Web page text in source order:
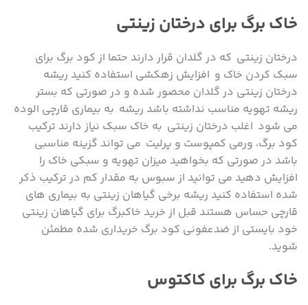
خاک برگ برای درختان زینتی
درختان زینتی که در گلدان قرار دارند حتما از کود برگ برای
سبک کردن خاک و افزایش زهکشی استفاده کنید ریشه
درختان زینتی در گلدان محصور شده و در صورتی که بستر
ریشه تهویه مناسب نداشته باشد ریشه به بیماری قارچی الوده
می شود اغلب درختان زینتی به خاک سبک نیاز دارند ترکیب
کود برگ، ورمی کمپوست و پرلیت می تواند گزینه مناسبی
باشد در صورتی که بخواهید میزان تهویه و سبکی خاک را
افزایش دهید می توانید از سبوس به مقدار کم در ترکیب ذکر
شده استفاده کنید ریشه برخی گیاهان زینتی به بیماری های
قارچی حساس هستند قبل از خرید خاکبرگ برای گیاهان زینتی
خود بایستی از ضدعفونی کود برگ خریداری شده مطمئن
شوید.
خاک برگ برای کاکتوس